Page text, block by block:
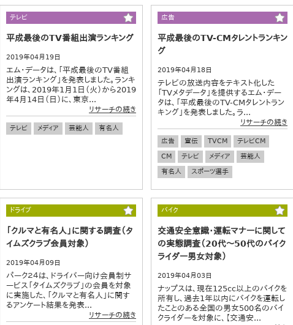
テレビ
平成最後のTV番組出演ランキング
2019年04月19日
エム・データは、「平成最後のTV番組
出演ランキング」を発表しました。ランキ
ングは、2019年1月1日（火）から2019
年4月14日（日）に、東京...
リサーチの続き
テレビ メディア 芸能人 有名人
広告
平成最後のTV-CMタレントランキン
グ
2019年04月18日
テレビの放送内容をテキスト化した
「TVメタデータ」を提供するエム・デー
タは、「平成最後のTV-CMタレントラン
キング」を発表しました。ラ...
リサーチの続き
広告 宣伝 TVCM
テレビCM
CM
テレビ メディア
芸能人
有名人
スポーツ選手
ドライブ
「クルマと有名人」に関する調査（タ
イムズクラブ会員対象）
2019年04月09日
パーク２４は、ドライバー向け会員制サ
ービス「タイムズクラブ」の会員を対象
に実施した、「クルマと有名人」に関す
るアンケート結果を発表...
リサーチの続き
バイク
交通安全意識・運転マナーに関して
の実態調査（20代～50代のバイク
ライダー男女対象）
2019年04月03日
ナップスは、現在125cc以上のバイクを
所有し、過去1年以内にバイクを運転し
たことのある全国の男女500名のバイ
クライダーを対象に、【交通安...